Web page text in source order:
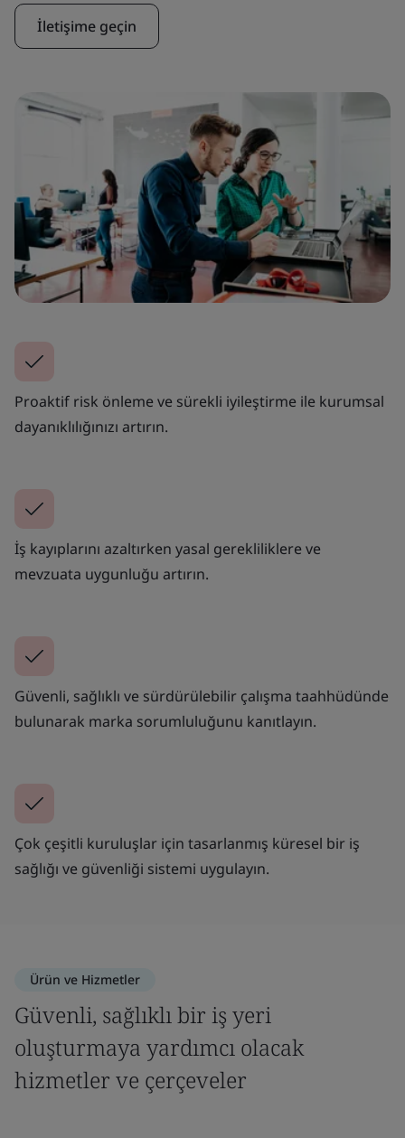
İletişime geçin
Proaktif risk önleme ve sürekli iyileştirme ile kurumsal
dayanıklılığınızı artırın.
İş kayıplarını azaltırken yasal gerekliliklere ve
mevzuata uygunluğu artırın.
Güvenli, sağlıklı ve sürdürülebilir çalışma taahhüdünde
bulunarak marka sorumluluğunu kanıtlayın.
Çok çeşitli kuruluşlar için tasarlanmış küresel bir iş
sağlığı ve güvenliği sistemi uygulayın.
Ürün ve Hizmetler
Güvenli, sağlıklı bir iş yeri
oluşturmaya yardımcı olacak
hizmetler ve çerçeveler